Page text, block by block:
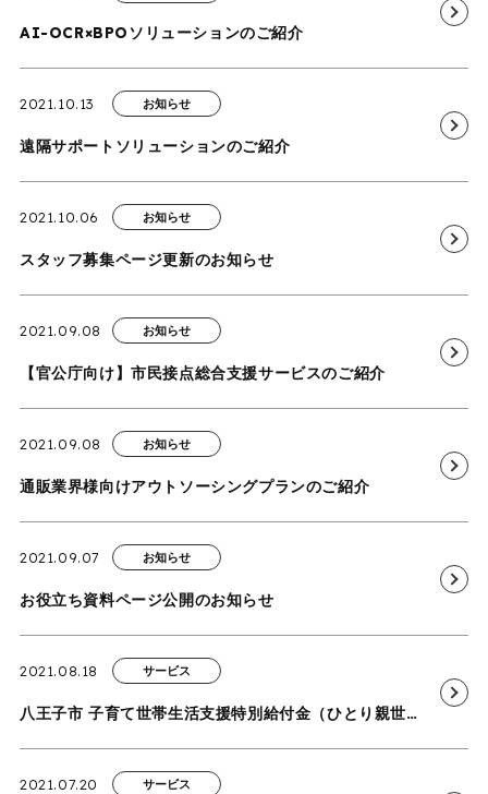
AI-OCR×BPOソリューションのご紹介
2021.10.13 お知らせ
遠隔サポートソリューションのご紹介
2021.10.06 お知らせ
スタッフ募集ページ更新のお知らせ
2021.09.08 お知らせ
【官公庁向け】市民接点総合支援サービスのご紹介
2021.09.08 お知らせ
通販業界様向けアウトソーシングプランのご紹介
2021.09.07 お知らせ
お役立ち資料ページ公開のお知らせ
2021.08.18 サービス
八王子市 子育て世帯生活支援特別給付金（ひとり親世帯以外分）支給事業業務を受託
2021.07.20 サービス